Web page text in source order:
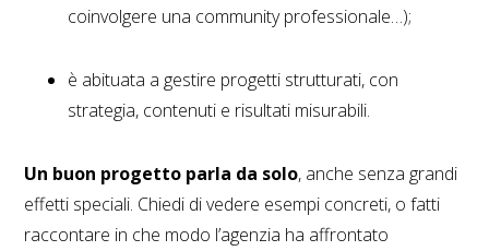
coinvolgere una community professionale…);
è abituata a gestire progetti strutturati, con
strategia, contenuti e risultati misurabili.
Un buon progetto parla da solo, anche senza grandi
effetti speciali. Chiedi di vedere esempi concreti, o fatti
raccontare in che modo l’agenzia ha affrontato